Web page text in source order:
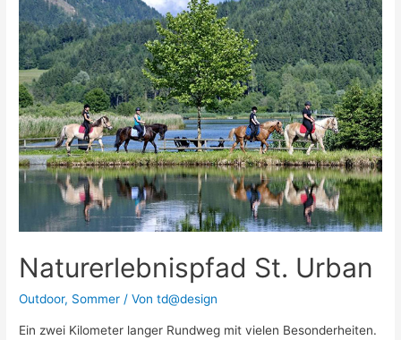
Naturerlebnispfad St. Urban
Outdoor, Sommer / Vontd@design
Ein zwei Kilometer langer Rundweg mit vielen Besonderheiten.